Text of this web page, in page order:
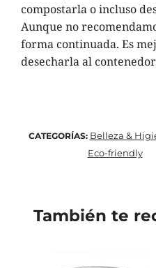
compostarla o incluso
Aunque no
forma continuada. Es
desecharla al
CATEGORÍAS: Belleza &
Eco-friendly
También te